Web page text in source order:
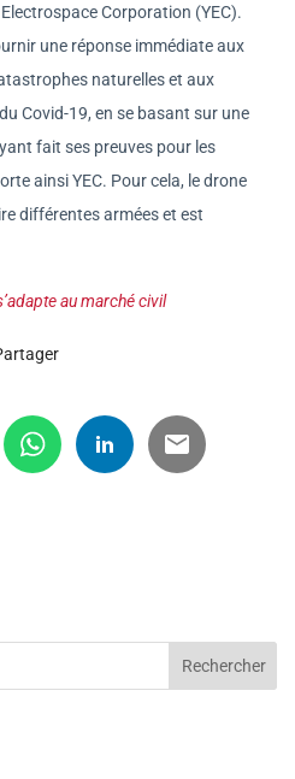
Corporation (YEC).
une réponse immédiate aux
naturelles et aux
Covid-19, en se basant sur une
fait ses preuves pour les
ainsi YEC. Pour cela, le drone
différentes armées et est
au marché civil